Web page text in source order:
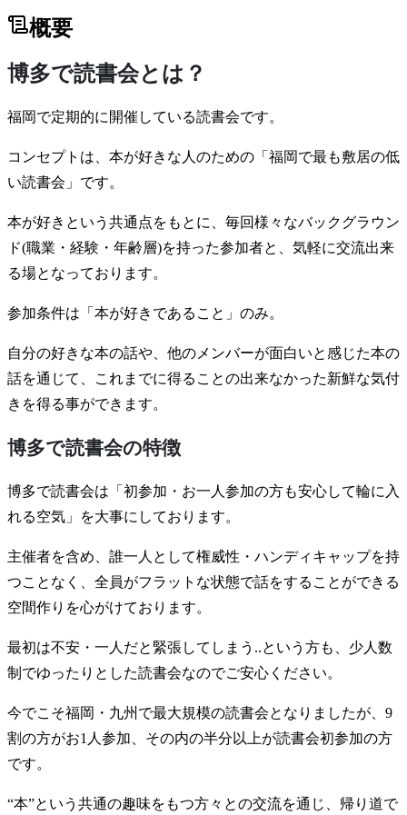
概要
博多で読書会とは？
福岡で定期的に開催している読書会です。
コンセプトは、本が好きな人のための「福岡で最も敷居の低
い読書会」です。
本が好きという共通点をもとに、毎回様々なバックグラウン
ド(職業・経験・年齢層)を持った参加者と、気軽に交流出来
る場となっております。
参加条件は「本が好きであること」のみ。
自分の好きな本の話や、他のメンバーが面白いと感じた本の
話を通じて、これまでに得ることの出来なかった新鮮な気付
きを得る事ができます。
博多で読書会の特徴
博多で読書会は「初参加・お一人参加の方も安心して輪に入
れる空気」を大事にしております。
主催者を含め、誰一人として権威性・ハンディキャップを持
つことなく、全員がフラットな状態で話をすることができる
空間作りを心がけております。
最初は不安・一人だと緊張してしまう..という方も、少人数
制でゆったりとした読書会なのでご安心ください。
今でこそ福岡・九州で最大規模の読書会となりましたが、9
割の方がお1人参加、その内の半分以上が読書会初参加の方
です。
“本”という共通の趣味をもつ方々との交流を通じ、帰り道で